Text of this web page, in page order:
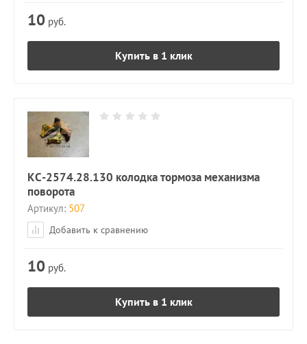
10 руб.
Купить в 1 клик
КС-2574.28.130 колодка тормоза механизма
поворота
Артикул: 507
Добавить к сравнению
10 руб.
Купить в 1 клик